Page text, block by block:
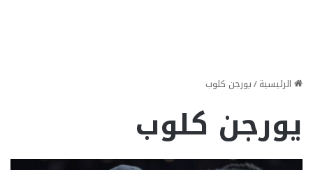
الرئيسية/يورجن كلوب
يورجن كلوب